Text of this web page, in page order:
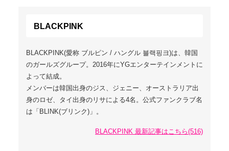
BLACKPINK
BLACKPINK(愛称 ブルピン / ハングル 블랙핑크)は、韓国
のガールズグループ。2016年にYGエンターテインメントに
よって結成。
メンバーは韓国出身のジス、ジェニー、オーストラリア出
身のロゼ、タイ出身のリサによる4名。公式ファンクラブ名
は「BLINK(ブリンク)」。
BLACKPINK 最新記事はこちら(516)